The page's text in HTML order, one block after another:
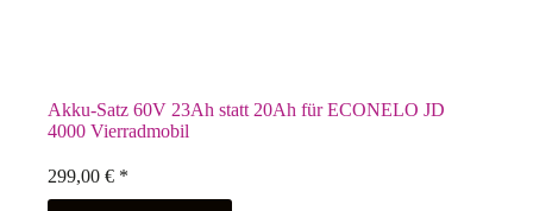
Akku-Satz 60V 23Ah statt 20Ah für ECONELO JD
4000 Vierradmobil
299,00 € *